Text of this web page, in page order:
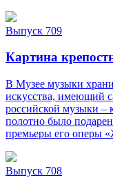
Выпуск 709
Картина
В Музее музыки
искусства, имеющий
российской музыки –
полотно было
премьеры его оперы
Выпуск 708